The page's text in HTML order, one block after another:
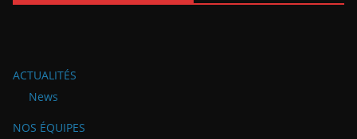
ACTUALITÉS
News
NOS ÉQUIPES